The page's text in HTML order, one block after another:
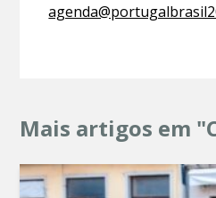
Mais artigos em